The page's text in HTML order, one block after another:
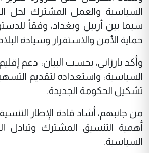
السياسية والعمل المشترك لحل
سيما بين أربيل وبغداد، وفقاً
حماية الأمن والاستقرار وسيادة
وأكد بارزاني، بحسب البيان، دعم
السياسية، واستعداده لتقديم
تشكيل الحكومة الجديدة.
من جانبهم، أشاد قادة الإطار
أهمية التنسيق المشترك وتبادل
السياسية.